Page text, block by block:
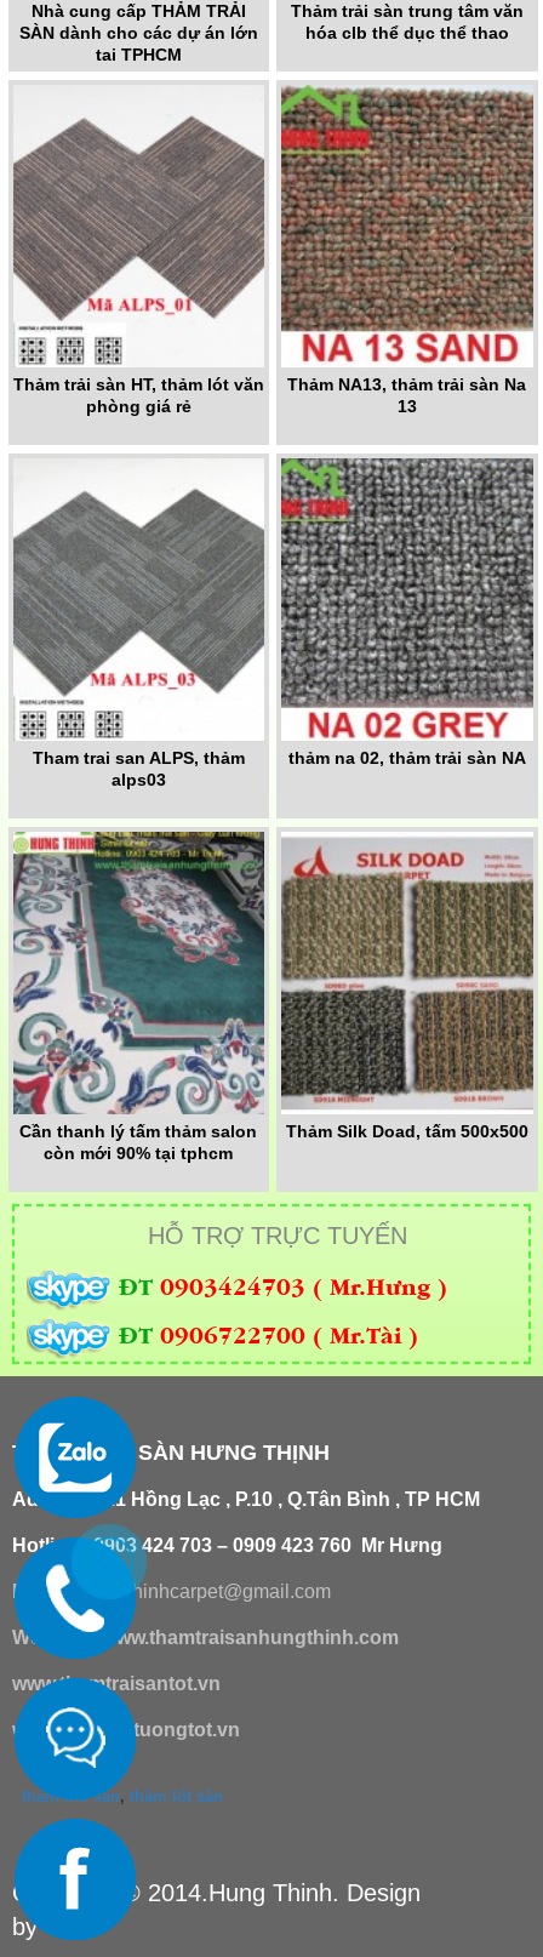
Nhà cung cấp THẢM TRẢI
SÀN dành cho các dự án lớn
tại TPHCM
Thảm trải sàn trung tâm văn
hóa clb thể dục thể thao
Thảm trải sàn HT, thảm lót văn
phòng giá rẻ
Thảm NA13, thảm trải sàn Na
13
Tham trai san ALPS, thảm
alps03
thảm na 02, thảm trải sàn NA
Cần thanh lý tấm thảm salon
còn mới 90% tại tphcm
Thảm Silk Doad, tấm 500x500
HỖ TRỢ TRỰC TUYẾN
ĐT 0903424703 ( Mr.Hưng )
ĐT 0906722700 ( Mr.Tài )
THẢM TRẢI SÀN HƯNG THỊNH
Add : 181/21 Hồng Lạc , P.10 , Q.Tân Bình , TP HCM
Hotline : 0903 424 703 – 0909 423 760 Mr Hưng
Email : hungthinhcarpet@gmail.com
Website: www.thamtraisanhungthinh.com
www.thamtraisantot.vn
www.giaydantuongtot.vn
thảm trải sàn, thảm lót sàn
Copyright © 2014.Hung Thinh. Design
byTSM